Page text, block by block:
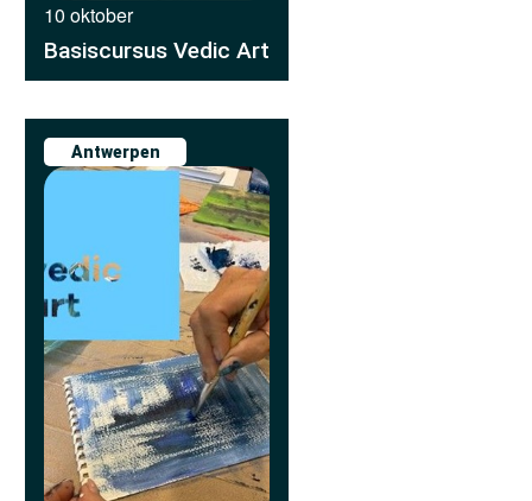
10 oktober
Basiscursus Vedic Art
Antwerpen